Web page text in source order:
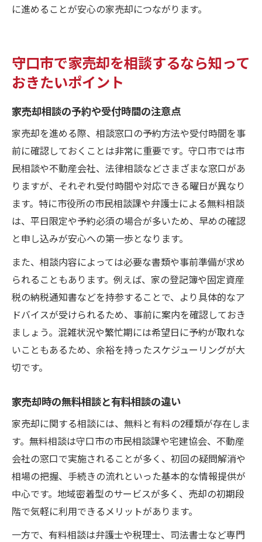
に進めることが安心の家売却につながります。
守口市で家売却を相談するなら知って
おきたいポイント
家売却相談の予約や受付時間の注意点
家売却を進める際、相談窓口の予約方法や受付時間を事
前に確認しておくことは非常に重要です。守口市では市
民相談や不動産会社、法律相談などさまざまな窓口があ
りますが、それぞれ受付時間や対応できる曜日が異なり
ます。特に市役所の市民相談課や弁護士による無料相談
は、平日限定や予約必須の場合が多いため、早めの確認
と申し込みが安心への第一歩となります。
また、相談内容によっては必要な書類や事前準備が求め
られることもあります。例えば、家の登記簿や固定資産
税の納税通知書などを持参することで、より具体的なア
ドバイスが受けられるため、事前に案内を確認しておき
ましょう。混雑状況や繁忙期には希望日に予約が取れな
いこともあるため、余裕を持ったスケジューリングが大
切です。
家売却時の無料相談と有料相談の違い
家売却に関する相談には、無料と有料の2種類が存在しま
す。無料相談は守口市の市民相談課や宅建協会、不動産
会社の窓口で実施されることが多く、初回の疑問解消や
相場の把握、手続きの流れといった基本的な情報提供が
中心です。地域密着型のサービスが多く、売却の初期段
階で気軽に利用できるメリットがあります。
一方で、有料相談は弁護士や税理士、司法書士など専門